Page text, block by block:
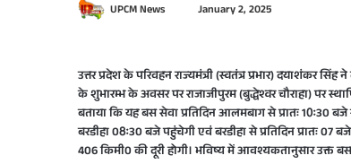
UPCM News
d
a
n
e
January 2, 2025
उत्तर प्रदेश के परिवहन राज्यमंत्री (स्वतंत्र प्रभार) दयाशंकर
के शुभारम्भ के अवसर पर राजाजीपुरम (बुद्धेश्वर चौराहा) पर
बताया कि यह बस सेवा प्रतिदिन आलमबाग से प्रातः 10ः30
बरडीहा 08ः30 बजे पहुंचेगी एवं बरडीहा से प्रतिदिन
406 किमी0 की दूरी होगी। भविष्य में आवश्यकतानुसार उक्त